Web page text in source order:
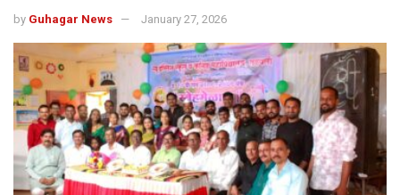
by Guhagar News January 27, 2026